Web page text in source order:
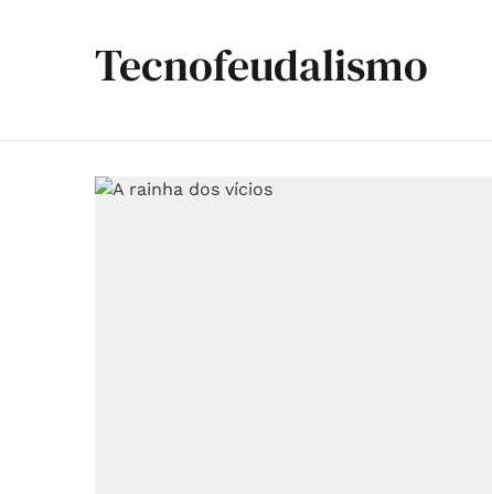
Tecnofeudalismo